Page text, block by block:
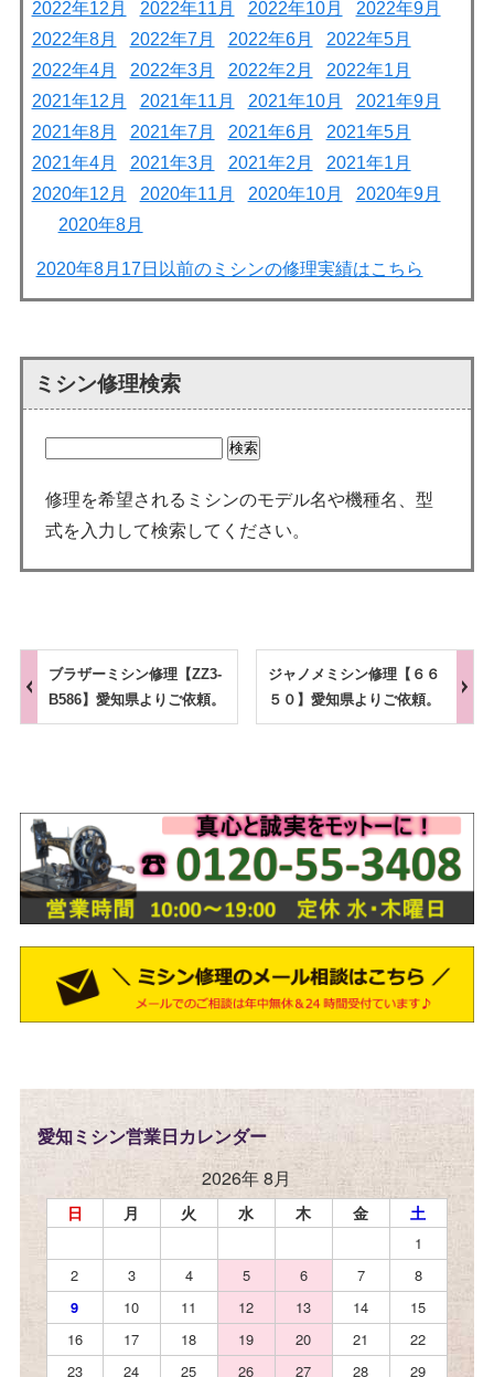
2022年12月
2022年11月 2022年10月
2022年9月
2022年8月
2022年7月 2022年6月
2022年5月
2022年4月
2022年3月 2022年2月
2022年1月
2021年12月
2021年11月 2021年10月
2021年9月
2021年8月
2021年7月 2021年6月
2021年5月
2021年4月
2021年3月 2021年2月
2021年1月
2020年12月
2020年11月 2020年10月
2020年9月
2020年8月
2020年8月17日以前のミシンの修理実績はこちら
ミシン修理検索
修理を希望されるミシンのモデル名や機種名、型
式を入力して検索してください。
ブラザーミシン修理【ZZ3-
B586】愛知県よりご依頼。
ジャノメミシン修理【６６
５０】愛知県よりご依頼。
愛知ミシン営業日カレンダー
2026年 8月
日 月 火 水 木 金 土
1
2
3 4 5 6 7
8
9
10 11 12 13 14
15
16
17 18 19 20 21
22
23
24 25 26 27 28
29